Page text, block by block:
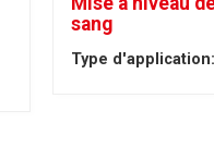
sang
Type d'application: